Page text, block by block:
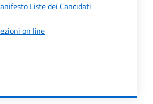
Liste dei Candidati
on line